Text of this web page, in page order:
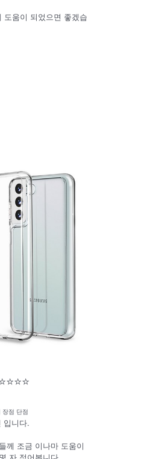
도움이 되었으면 좋겠습
장점 단점
입니다.
께 조금 이나마 도움이